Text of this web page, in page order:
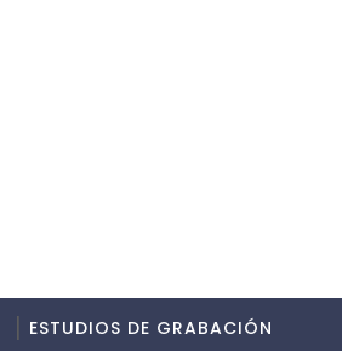
ESTUDIOS DE GRABACIÓN